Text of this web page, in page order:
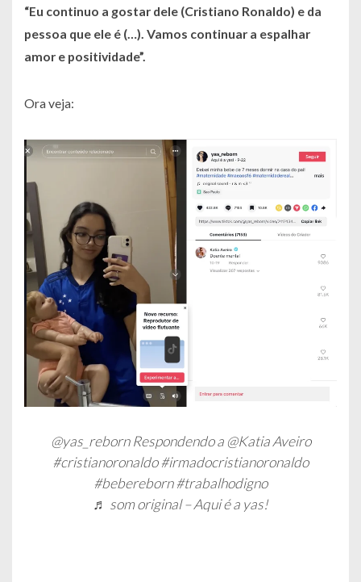
“Eu continuo a gostar dele (Cristiano Ronaldo) e da
pessoa que ele é (…). Vamos continuar a espalhar
amor e positividade”.
Ora veja:
@yas_rebornRespondendo a @Katia Aveiro
#cristianoronaldo #irmadocristianoronaldo
#bebereborn #trabalhodigno
♬ som original – Aqui é a yas!